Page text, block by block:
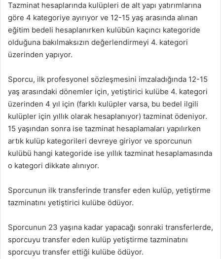
Tazminat hesaplarında kulüpleri de alt yapı yatırımlarına
göre 4 kategoriye ayırıyor ve 12-15 yaş arasında alınan
eğitim bedeli hesaplanırken kulübün kaçıncı kategoride
olduğuna bakılmaksızın değerlendirmeyi 4. kategori
üzerinden yapıyor.
Sporcu, ilk profesyonel sözleşmesini imzaladığında 12-15
yaş arasındaki dönemler için, yetiştirici kulübe 4. kategori
üzerinden 4 yıl için (farklı kulüpler varsa, bu bedel ilgili
kulüpler için yıllık olarak hesaplanıyor) tazminat ödeniyor.
15 yaşından sonra ise tazminat hesaplamaları yapılırken
artık kulüp kategorileri devreye giriyor ve sporcunun
kulübü hangi kategoride ise yıllık tazminat hesaplamasında
o kategori dikkate alınıyor.
Sporcunun ilk transferinde transfer eden kulüp, yetiştirme
tazminatını yetiştirici kulübe ödüyor.
Sporcunun 23 yaşına kadar yapacağı sonraki transferlerde,
sporcuyu transfer eden kulüp yetiştirme tazminatını
sporcuyu transfer ettiği kulübe ödüyor.